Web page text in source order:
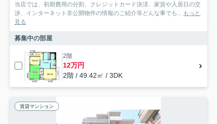
当店では、初期費用の分割、クレジットカード決済、家賃や入居日の交
渉、インターネット非公開物件の情報のご紹介等どんな事でも...
もっと
見る
募集中の部屋
2階
12万円
2階 / 49.42㎡ / 3DK
賃貸マンション